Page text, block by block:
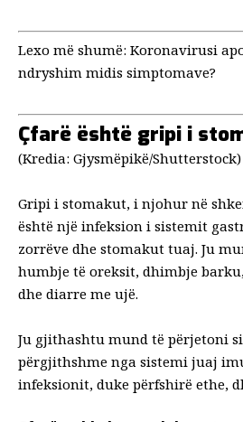
Lexo më shumë: Koronavirusi
ndryshim midis simptomave?
Çfarë është gripi i
(Kredia: Gjysmëpikë/Shutterstock)
Gripi i stomakut, i njohur në
është një infeksion i sistemit
zorrëve dhe stomakut tuaj. Ju
humbje të oreksit, dhimbje
dhe diarre me ujë.
Ju gjithashtu mund të përjetoni
përgjithshme nga sistemi juaj
infeksionit, duke përfshirë ethe,